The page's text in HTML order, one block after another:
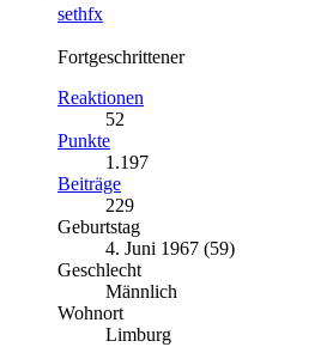
sethfx
Fortgeschrittener
Reaktionen
52
Punkte
1.197
Beiträge
229
Geburtstag
4. Juni 1967 (59)
Geschlecht
Männlich
Wohnort
Limburg